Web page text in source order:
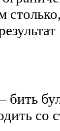
бить
со